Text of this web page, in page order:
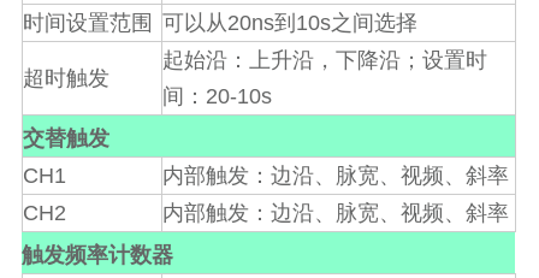
时间设置范围
可以从20ns到 10s之间选择
超时触发
起始沿：上升沿，下降沿；设置时
间： 20-10s
交替触发
CH1 内部触发：边沿、脉宽、视频、斜率
CH2
内部触发：边沿、脉宽、视频、斜率
触发频率计数器